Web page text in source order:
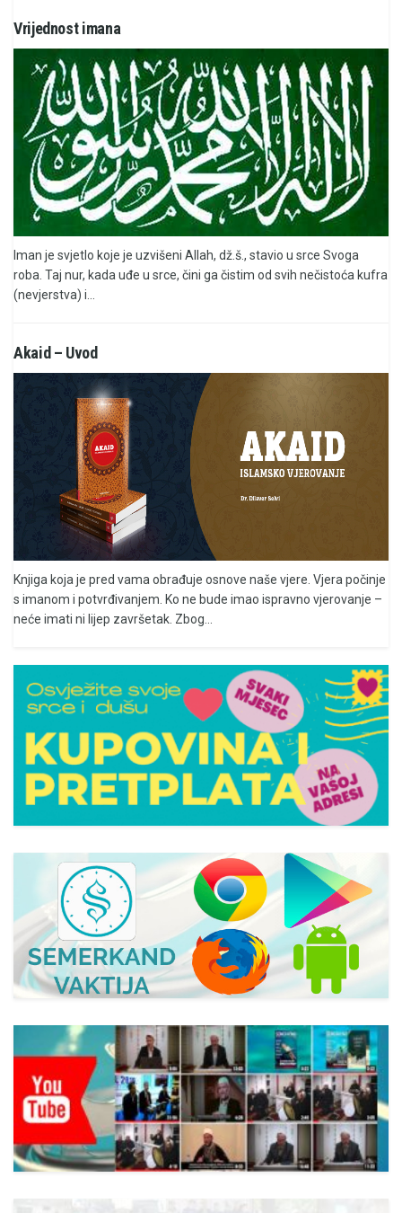
Vrijednost imana
Iman je svjetlo koje je uzvišeni Allah, dž.š., stavio u srce Svoga
roba. Taj nur, kada uđe u srce, čini ga čistim od svih nečistoća kufra
(nevjerstva) i...
Akaid – Uvod
Knjiga koja je pred vama obrađuje osnove naše vjere. Vjera počinje
s imanom i potvrđivanjem. Ko ne bude imao ispravno vjerovanje –
neće imati ni lijep završetak. Zbog...